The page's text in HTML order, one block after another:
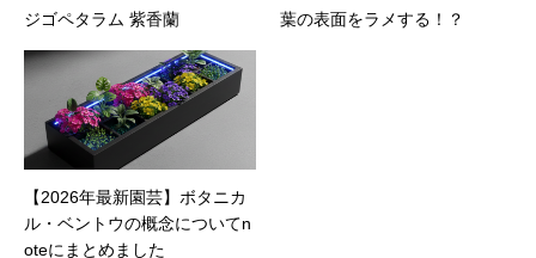
ジゴペタラム 紫香蘭 葉の表面をラメする！？
【2026年最新園芸】ボタニカ
ル・ベントウの概念についてn
oteにまとめました